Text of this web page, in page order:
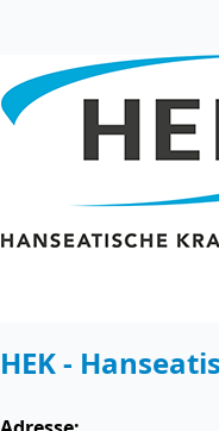
HEK -